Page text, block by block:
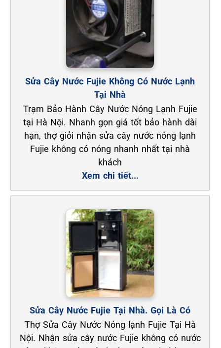
Sửa Cây Nước Fujie Không Có Nước Lạnh
Tại Nhà
Trạm Bảo Hành Cây Nước Nóng Lạnh Fujie
tại Hà Nội. Nhanh gọn giá tốt bảo hành dài
hạn, thợ giỏi nhận sửa cây nước nóng lạnh
Fujie không có nóng nhanh nhất tại nhà
khách
Xem chi tiết...
Sửa Cây Nước Fujie Tại Nhà. Gọi Là Có
Thợ Sửa Cây Nước Nóng lạnh Fujie Tại Hà
Nội. Nhận sửa cây nước Fujie không có nước